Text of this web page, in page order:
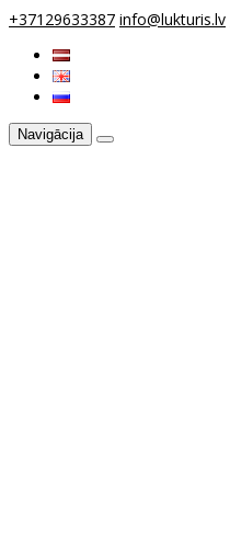
+37129633387 info@lukturis.lv
Navigācija